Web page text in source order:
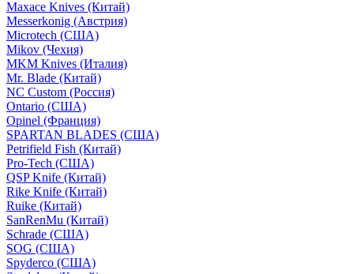
Maxace Knives (Китай)
Messerkonig (Австрия)
Microtech (США)
Mikov (Чехия)
MKM Knives (Италия)
Mr. Blade (Китай)
NC Custom (Россия)
Ontario (США)
Opinel (Франция)
SPARTAN BLADES (США)
Petrifield Fish (Китай)
Pro-Tech (США)
QSP Knife (Китай)
Rike Knife (Китай)
Ruike (Китай)
SanRenMu (Китай)
Schrade (США)
SOG (США)
Spyderco (США)